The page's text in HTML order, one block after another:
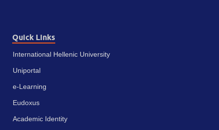
Quick Links
International Hellenic University
Uniportal
e-Learning
Eudoxus
Academic Identity